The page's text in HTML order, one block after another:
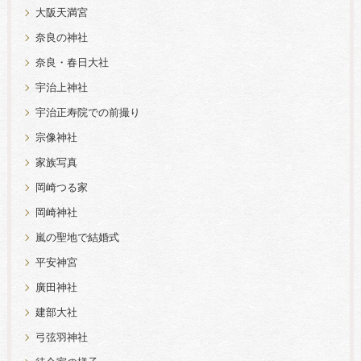
大阪天満宮
奈良の神社
奈良・春日大社
宇治上神社
宇治正寿院での前撮り
宗像神社
家族写真
岡崎つる家
岡崎神社
嵐の聖地で結婚式
平安神宮
廣田神社
建部大社
弓弦羽神社